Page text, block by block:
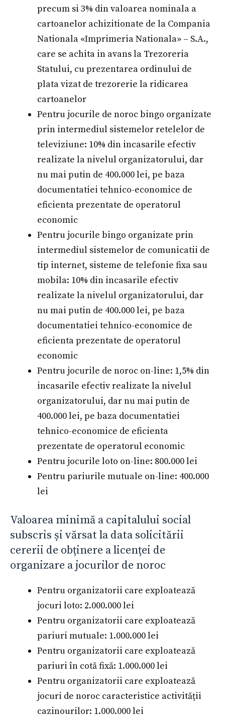
precum si 3% din valoarea nominala a
cartoanelor achizitionate de la Compania
Nationala «Imprimeria Nationala» – S.A.,
care se achita in avans la Trezoreria
Statului, cu prezentarea ordinului de
plata vizat de trezorerie la ridicarea
cartoanelor
Pentru jocurile de noroc bingo organizate
prin intermediul sistemelor retelelor de
televiziune: 10% din incasarile efectiv
realizate la nivelul organizatorului, dar
nu mai putin de 400.000 lei, pe baza
documentatiei tehnico-economice de
eficienta prezentate de operatorul
economic
Pentru jocurile bingo organizate prin
intermediul sistemelor de comunicatii de
tip internet, sisteme de telefonie fixa sau
mobila: 10% din incasarile efectiv
realizate la nivelul organizatorului, dar
nu mai putin de 400.000 lei, pe baza
documentatiei tehnico-economice de
eficienta prezentate de operatorul
economic
Pentru jocurile de noroc on-line: 1,5% din
incasarile efectiv realizate la nivelul
organizatorului, dar nu mai putin de
400.000 lei, pe baza documentatiei
tehnico-economice de eficienta
prezentate de operatorul economic
Pentru jocurile loto on-line: 800.000 lei
Pentru pariurile mutuale on-line: 400.000
lei
Valoarea minimă a capitalului social
subscris și vărsat la data solicitării
cererii de obținere a licenței de
organizare a jocurilor de noroc
Pentru organizatorii care exploatează
jocuri loto: 2.000.000 lei
Pentru organizatorii care exploatează
pariuri mutuale: 1.000.000 lei
Pentru organizatorii care exploatează
pariuri în cotă fixă: 1.000.000 lei
Pentru organizatorii care exploatează
jocuri de noroc caracteristice activităţii
cazinourilor: 1.000.000 lei